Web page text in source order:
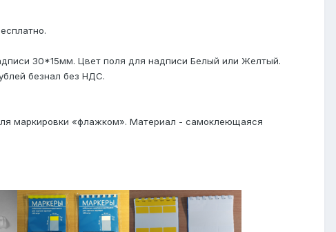
30*15мм. Цвет поля для надписи Белый или Желтый.
безнал без НДС.
маркировки «флажком». Материал - самоклеющаяся